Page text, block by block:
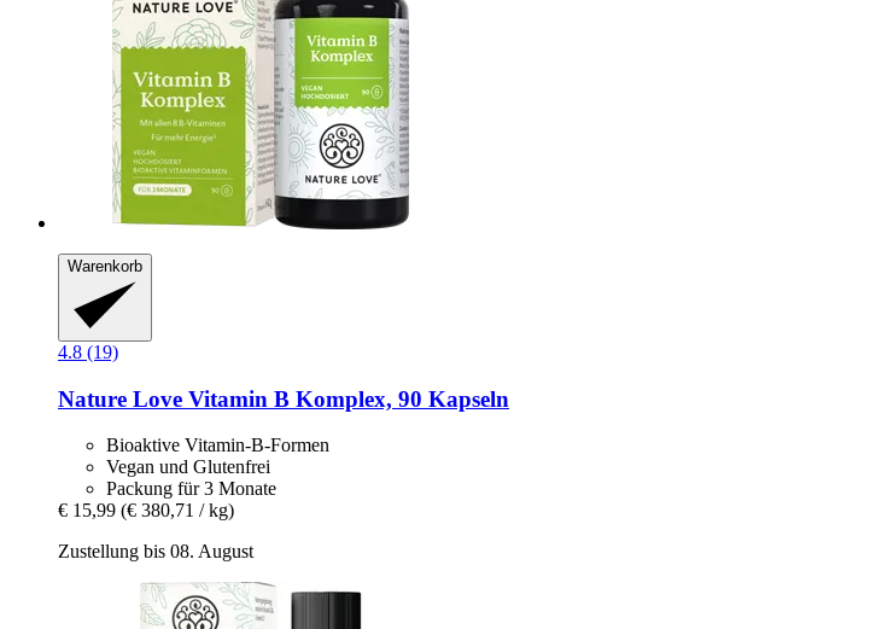
Warenkorb
4.8 (19)
Nature Love Vitamin B Komplex, 90 Kapseln
Bioaktive Vitamin-B-Formen
Vegan und Glutenfrei
Packung für 3 Monate
€ 15,99 (€ 380,71 / kg)
Zustellung bis 08. August